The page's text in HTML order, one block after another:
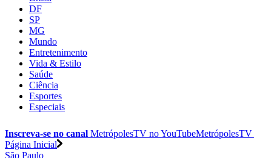
DF
SP
MG
Mundo
Entretenimento
Vida & Estilo
Saúde
Ciência
Esportes
Especiais
Inscreva-se no canal MetrópolesTV noYouTubeMetrópolesTV
Página Inicial
São Paulo